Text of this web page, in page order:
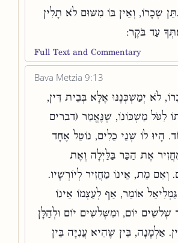
שְׂכָרוֹ, וְאֵין בּוֹ מִשּׁוּם לֹא תָלִין
עַד בֹּקֶר:
Full Text and Commentary
Bava Metzia 9:13
לֹא יְמַשְׁכְּנֶנּוּ אֶלָּא בְּבֵית דִּין,
לִטֹּל מַשְׁכּוֹנוֹ, שֶׁנֶּאֱמַר (דברים
הָיוּ לוֹ שְׁנֵי כֵלִים, נוֹטֵל אֶחָד
אֶת הַכַּר בַּלַּיְלָה וְאֶת
וְאִם מֵת, אֵינוֹ מַחֲזִיר לְיוֹרְשָׁיו.
אוֹמֵר, אַף לְעַצְמוֹ אֵינוֹ
שְׁלשִׁים יוֹם, וּמִשְּׁלשִׁים יוֹם וּלְהַלָּן
אַלְמָנָה, בֵּין שֶׁהִיא עֲנִיָּה בֵּין